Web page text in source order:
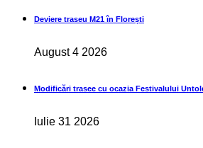
Deviere traseu M21 în Florești
August 4 2026
Modificări trasee cu ocazia Festivalului
Iulie 31 2026